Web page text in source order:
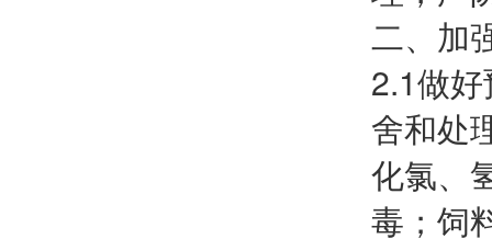
二、加
2.1做
舍和处
化氯、
毒；饲